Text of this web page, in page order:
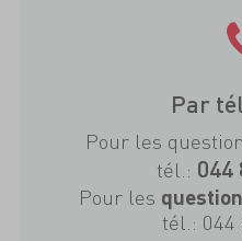
Par
Pour les
tél.: 044
Pour les
tél.: 044